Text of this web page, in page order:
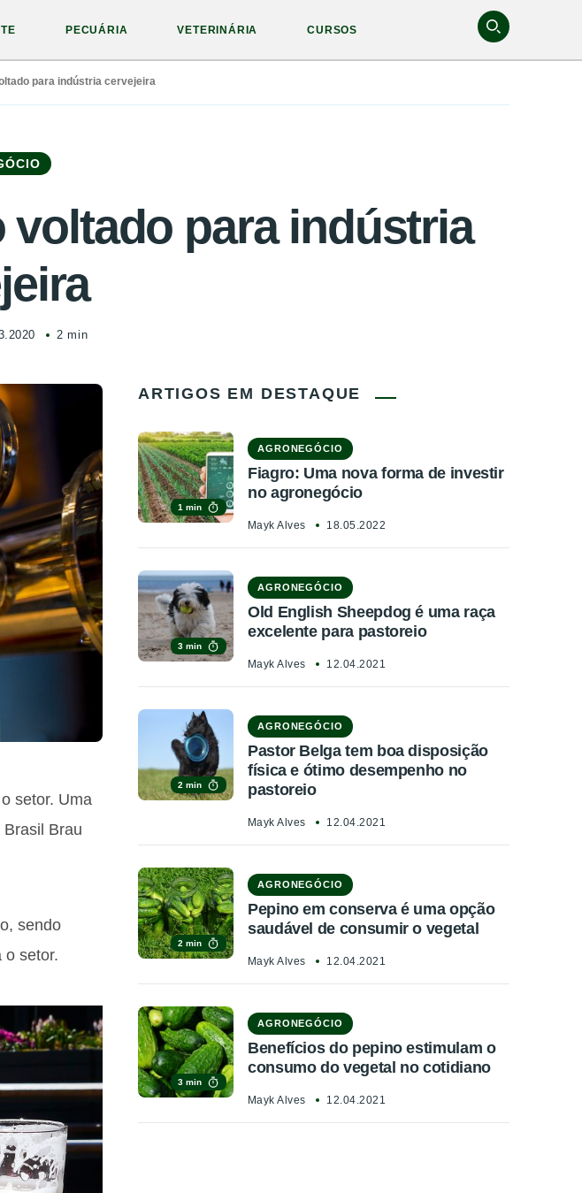
PECUÁRIA VETERINÁRIA CURSOS
para indústria cervejeira
voltado para indústria
2 min
setor. Uma
Brau
sendo
o setor.
ARTIGOS EM DESTAQUE
1 min
AGRONEGÓCIO
Fiagro: Uma nova forma de investir
no agronegócio
Mayk Alves 18.05.2022
3 min
AGRONEGÓCIO
Old English Sheepdog é uma raça
excelente para pastoreio
Mayk Alves 12.04.2021
2 min
AGRONEGÓCIO
Pastor Belga tem boa disposição
física e ótimo desempenho no
pastoreio
Mayk Alves 12.04.2021
2 min
AGRONEGÓCIO
Pepino em conserva é uma opção
saudável de consumir o vegetal
Mayk Alves 12.04.2021
3 min
AGRONEGÓCIO
Benefícios do pepino estimulam o
consumo do vegetal no cotidiano
Mayk Alves 12.04.2021